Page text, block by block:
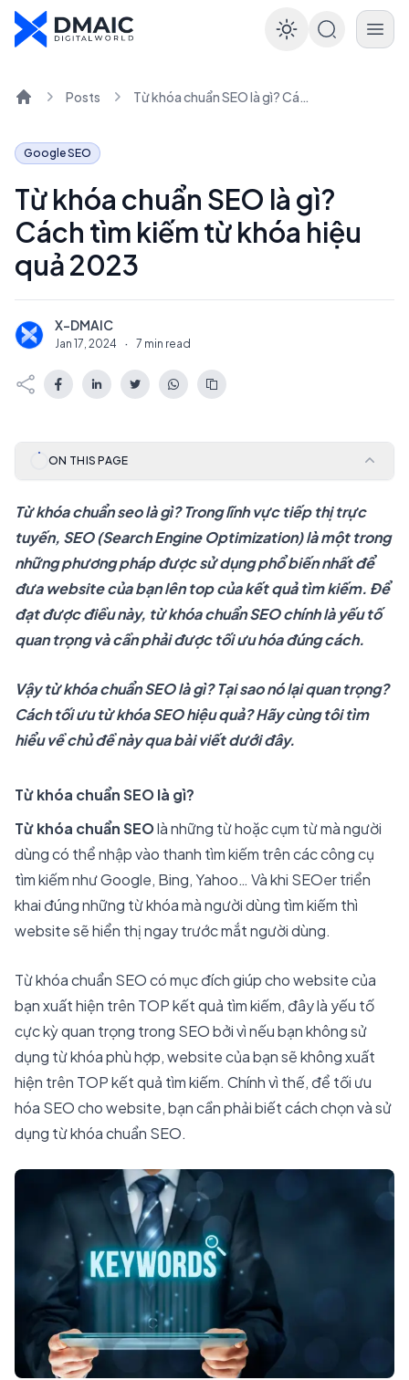
Enable
Posts Từ khóa chuẩn SEO là gì? Cách tìm kiếm từ khóa hiệu quả 2023
Google SEO
Từ khóa chuẩn SEO là gì?
Cách tìm kiếm từ khóa hiệu
quả 2023
X X-DMAIC
Jan 17, 2024 · 7 min read
ON THIS PAGE
Từ khóa chuẩn seo là gì? Trong lĩnh vực tiếp thị trực
tuyến, SEO (Search Engine Optimization) là một trong
những phương pháp được sử dụng phổ biến nhất để
đưa website của bạn lên top của kết quả tìm kiếm. Để
đạt được điều này, từ khóa chuẩn SEO chính là yếu tố
quan trọng và cần phải được tối ưu hóa đúng cách.
Vậy từ khóa chuẩn SEO là gì? Tại sao nó lại quan trọng?
Cách tối ưu từ khóa SEO hiệu quả? Hãy cùng tôi tìm
hiểu về chủ đề này qua bài viết dưới đây.
Từ khóa chuẩn SEO là gì?
Từ khóa chuẩn SEOlà những từ hoặc cụm từ mà người
dùng có thể nhập vào thanh tìm kiếm trên các công cụ
tìm kiếm như Google, Bing, Yahoo… Và khi SEOer triển
khai đúng những từ khóa mà người dùng tìm kiếm thì
website sẽ hiển thị ngay trước mắt người dùng.
Từ khóa chuẩn SEO có mục đích giúp cho website của
bạn xuất hiện trên TOP kết quả tìm kiếm, đây là yếu tố
cực kỳ quan trọng trong SEO bởi vì nếu bạn không sử
dụng từ khóa phù hợp, website của bạn sẽ không xuất
hiện trên TOP kết quả tìm kiếm. Chính vì thế, để tối ưu
hóa SEO cho website, bạn cần phải biết cách chọn và sử
dụng từ khóa chuẩn SEO.